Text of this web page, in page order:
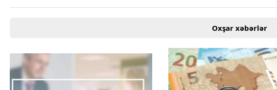
Əlaqə
Missiyamız
Oxşar xəbərlər